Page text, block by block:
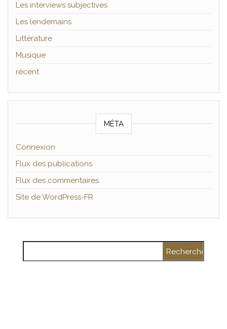
Les interviews subjectives
Les lendemains
Littérature
Musique
récent
MÉTA
Connexion
Flux des publications
Flux des commentaires
Site de WordPress-FR